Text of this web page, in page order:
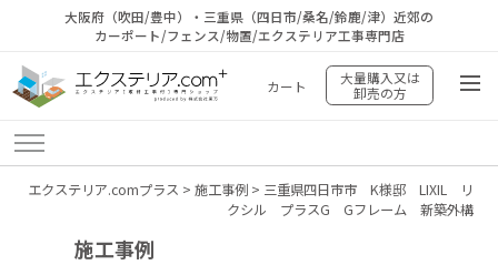
大阪府（吹田/豊中）・三重県（四日市/桑名/鈴鹿/津）近郊の
カーポート/フェンス/物置/エクステリア工事専門店
カート
大量購入又は
卸売の方
エクステリア.comプラス > 施工事例> 三重県四日市市 K様邸 LIXIL リ
クシル プラスG Gフレーム 新築外構
施工事例